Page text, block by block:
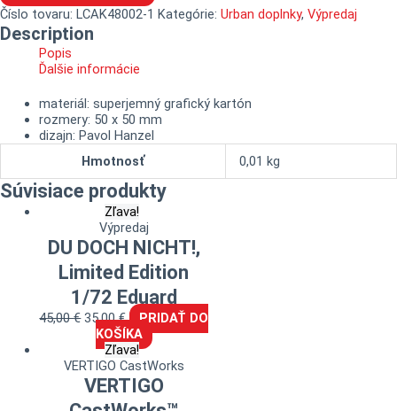
Číslo tovaru: LCAK48002-1 Kategórie: Urban doplnky, Výpredaj
Description
Popis
Ďalšie informácie
materiál: superjemný grafický kartón
rozmery: 50 x 50 mm
dizajn: Pavol Hanzel
Hmotnosť
0,01 kg
Súvisiace produkty
Zľava!
Výpredaj
DU DOCH NICHT!,
Limited Edition
1/72 Eduard
45,00€ 35,00€
PRIDAŤ DO
KOŠÍKA
Zľava!
VERTIGO CastWorks
VERTIGO